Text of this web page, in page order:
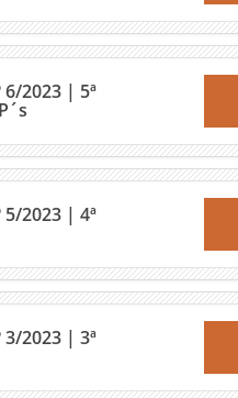
2023 | 5ª
2023 | 4ª
2023 | 3ª